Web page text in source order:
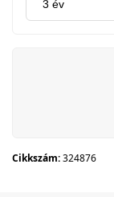
Cikkszám:324876